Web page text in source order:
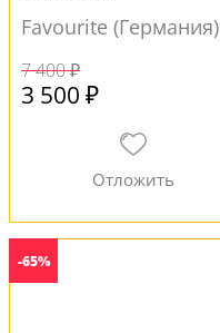
Favourite (Германия)
7 400 ₽
3 500 ₽
-65%